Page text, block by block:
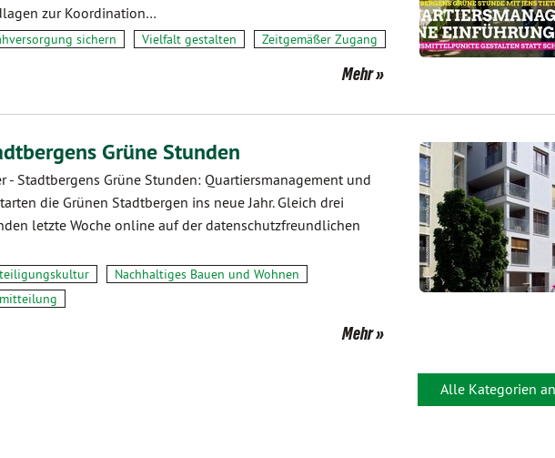
zur Koordination…
sichern Vielfalt gestalten Zeitgemäßer Zugang
Mehr
Grüne Stunden
- Stadtbergens Grüne Stunden: Quartiersmanagement und
die Grünen Stadtbergen ins neue Jahr. Gleich drei
letzte Woche online auf der datenschutzfreundlichen
Nachhaltiges Bauen und Wohnen
Mehr
Alle Kategorien